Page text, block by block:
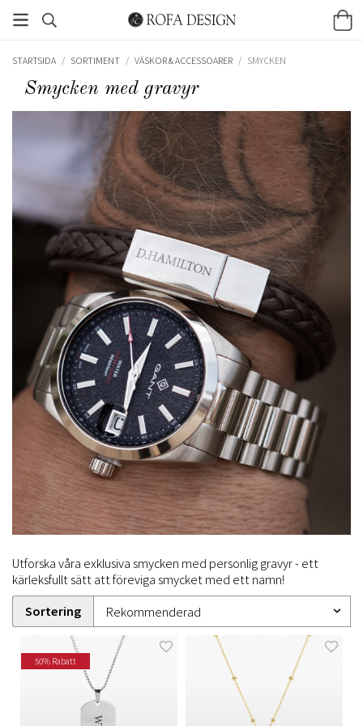
STARTSIDA / SORTIMENT / VÄSKOR & ACCESSOARER / SMYCKEN
Smycken med gravyr
Utforska våra exklusiva smycken med personlig gravyr - ett
kärleksfullt sätt att föreviga smycket med ett namn!
Sortering
50% Rabatt